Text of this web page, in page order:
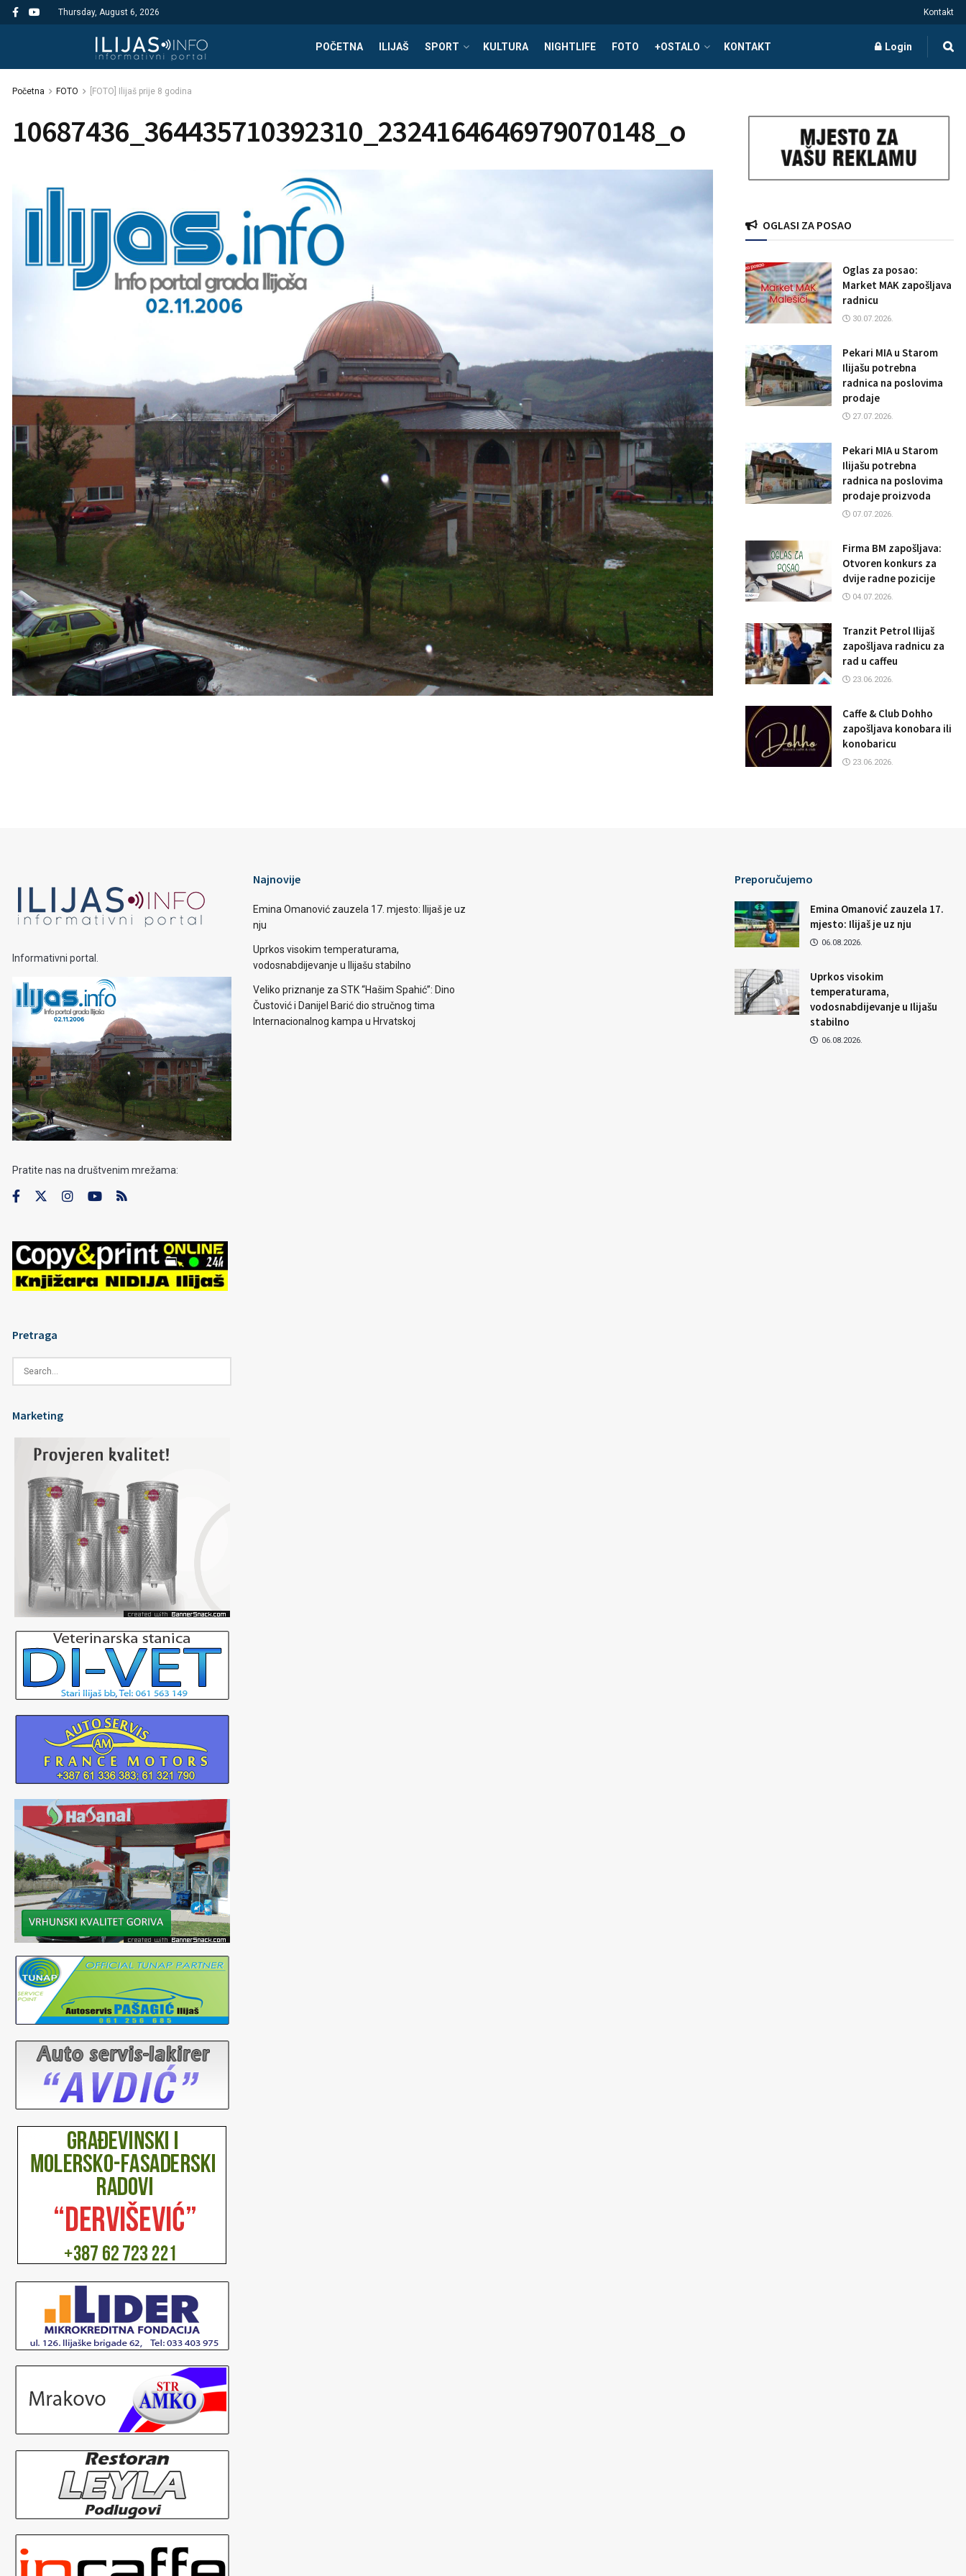
Thursday, August 6, 2026 Kontakt
POČETNA ILIJAŠ SPORT KULTURA NIGHTLIFE FOTO +OSTALO KONTAKT Login
Početna FOTO [FOTO] Ilijaš prije 8 godina
10687436_364435710392310_2324164646979070148_o
OGLASI ZA POSAO
Oglas za posao:
Market MAK zapošljava
radnicu
30.07.2026.
Pekari MIA u Starom
Ilijašu potrebna
radnica na poslovima
prodaje
27.07.2026.
Pekari MIA u Starom
Ilijašu potrebna
radnica na poslovima
prodaje proizvoda
07.07.2026.
Firma BM zapošljava:
Otvoren konkurs za
dvije radne pozicije
04.07.2026.
Tranzit Petrol Ilijaš
zapošljava radnicu za
rad u caffeu
23.06.2026.
Caffe & Club Dohho
zapošljava konobara ili
konobaricu
23.06.2026.
Informativni portal.
Pratite nas na društvenim mrežama:
Pretraga
Marketing
Najnovije
Emina Omanović zauzela 17. mjesto: Ilijaš je uz
nju
Uprkos visokim temperaturama,
vodosnabdijevanje u Ilijašu stabilno
Veliko priznanje za STK “Hašim Spahić”: Dino
Čustović i Danijel Barić dio stručnog tima
Internacionalnog kampa u Hrvatskoj
Preporučujemo
Emina Omanović zauzela 17.
mjesto: Ilijaš je uz nju
06.08.2026.
Uprkos visokim
temperaturama,
vodosnabdijevanje u Ilijašu
stabilno
06.08.2026.